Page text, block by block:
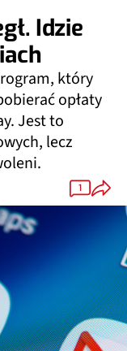
Idzie
który
opłaty
Jest to
lecz
1